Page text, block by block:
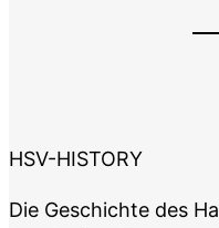
HSV-HISTORY
Die Geschichte des